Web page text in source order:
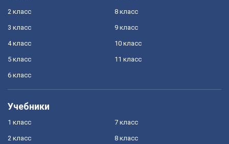
2 класс
3 класс
4 класс
5 класс
6 класс
8 класс
9 класс
10 класс
11 класс
Учебники
1 класс
2 класс
7 класс
8 класс